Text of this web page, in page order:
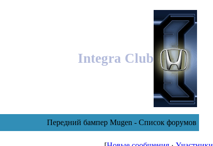
Integra Club
Передний бампер Mugen - Список форумов